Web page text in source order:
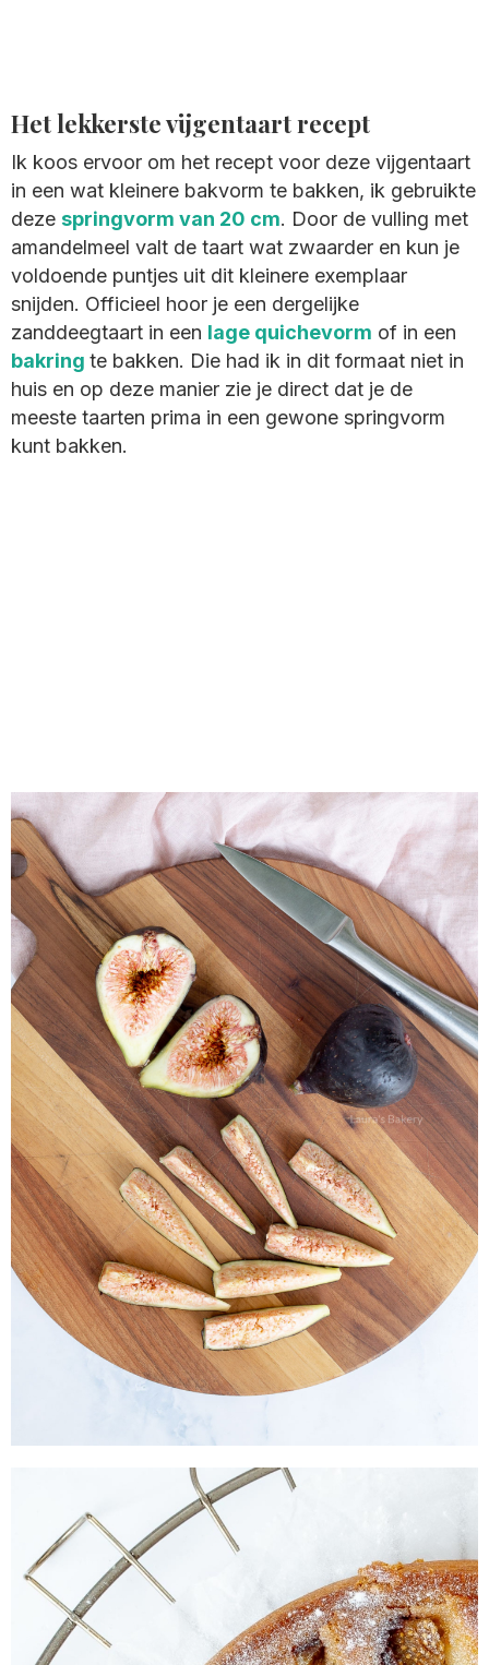
Het lekkerste vijgentaart recept
Ik koos ervoor om het recept voor deze vijgentaart
in een wat kleinere bakvorm te bakken, ik gebruikte
deze springvorm van 20 cm. Door de vulling met
amandelmeel valt de taart wat zwaarder en kun je
voldoende puntjes uit dit kleinere exemplaar
snijden. Officieel hoor je een dergelijke
zanddeegtaart in een lage quichevorm of in een
bakring te bakken. Die had ik in dit formaat niet in
huis en op deze manier zie je direct dat je de
meeste taarten prima in een gewone springvorm
kunt bakken.